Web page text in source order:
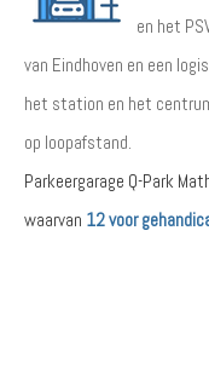
en het
van Eindhoven en een
het station en het
op loopafstand.
Parkeergarage Q-Park
waarvan 12 voor